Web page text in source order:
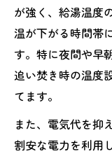
が強く、給湯温度
温が下がる時間帯
す。特に夜間や早
追い焚き時の温度
てます。
また、電気代を抑
割安な電力を利用